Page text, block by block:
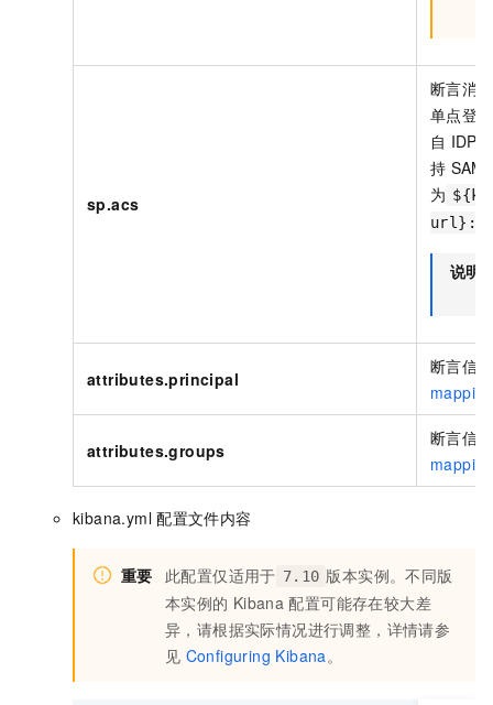
sp.acs
断言消
单点登
自 IDP
持
为
说明
attributes.principal
断言信
mapping
attributes.groups
断言信
mapping
kibana.yml 配置文件内容
重要 此配置仅适用于 7.10 版本实例。不同版
本实例的 Kibana 配置可能存在较大差
异，请根据实际情况进行调整，详情请参
见 Configuring Kibana。